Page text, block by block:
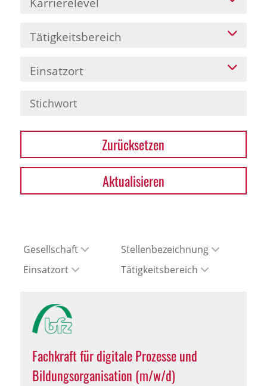
Tätigkeitsbereich
Einsatzort
Zurücksetzen
Aktualisieren
Gesellschaft
Stellenbezeichnung
Einsatzort
Tätigkeitsbereich
Fachkraft für digitale Prozesse und
Bildungsorganisation (m/w/d)